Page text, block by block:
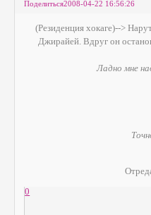
Поделиться2008-04-22 16:56:26
(Резиденция хокаге)-->
Джирайей. Вдруг он
Ладно мне
0